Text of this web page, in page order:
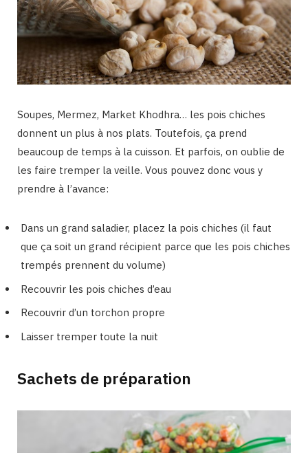
Soupes, Mermez, Market Khodhra… les pois chiches
donnent un plus à nos plats. Toutefois, ça prend
beaucoup de temps à la cuisson. Et parfois, on oublie de
les faire tremper la veille. Vous pouvez donc vous y
prendre à l’avance:
Dans un grand saladier, placez la pois chiches (il faut
que ça soit un grand récipient parce que les pois chiches
trempés prennent du volume)
Recouvrir les pois chiches d’eau
Recouvrir d’un torchon propre
Laisser tremper toute la nuit
Sachets de préparation